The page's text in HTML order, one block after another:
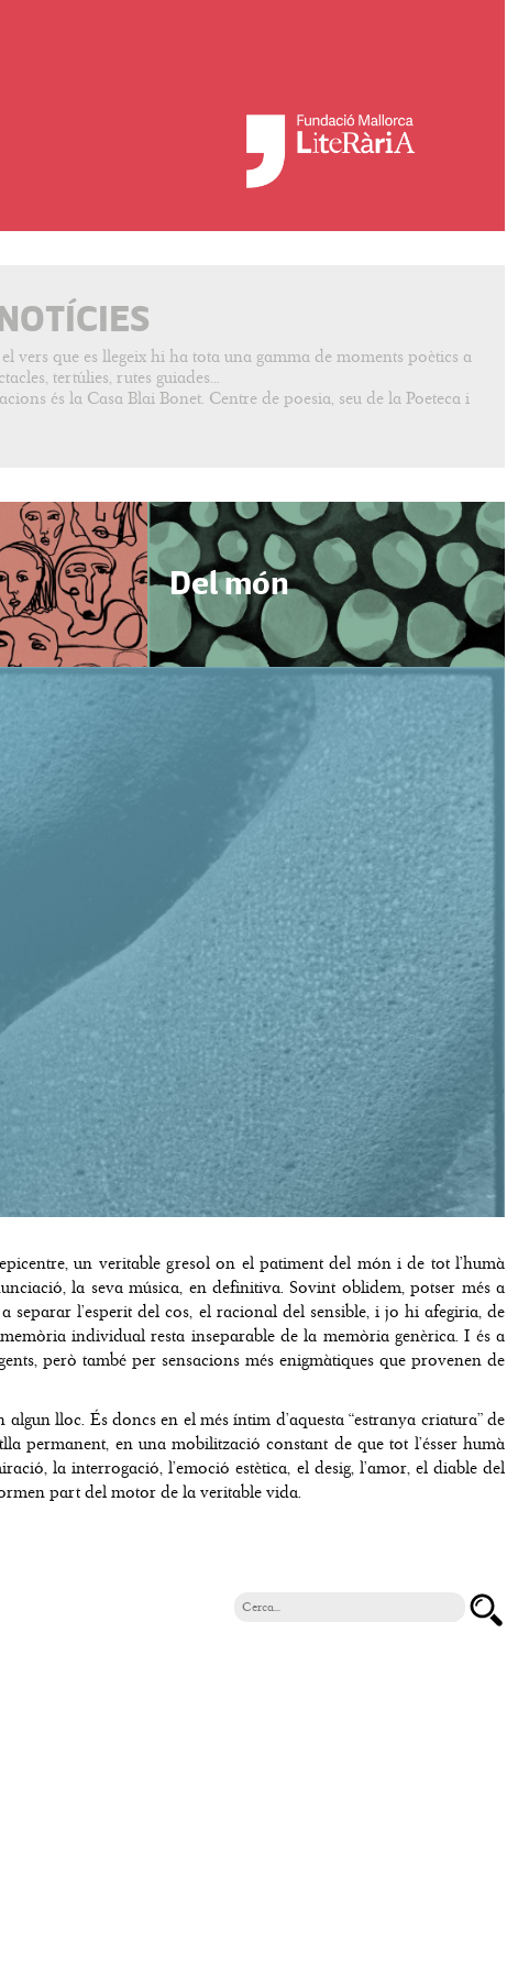
vers que es llegeix hi ha tota una gamma de moments poètics a
tertúlies, rutes guiades...
és la Casa Blai Bonet. Centre de poesia, seu de la Poeteca i
Del món
un veritable gresol on el patiment del món i de tot l’humà
la seva música, en definitiva. Sovint oblidem, potser més a
separar l’esperit del cos, el racional del sensible, i jo hi afegiria, de
individual resta inseparable de la memòria genèrica. I és a
però també per sensacions més enigmàtiques que provenen de
lloc. És doncs en el més íntim d’aquesta “estranya criatura” de
permanent, en una mobilització constant de que tot l’ésser humà
la interrogació, l’emoció estètica, el desig, l’amor, el diable del
part del motor de la veritable vida.